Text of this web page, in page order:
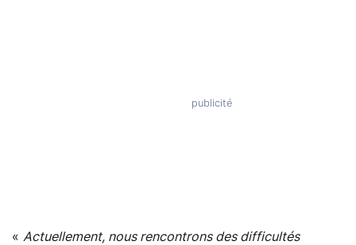
« Actuellement, nous rencontrons des difficultés